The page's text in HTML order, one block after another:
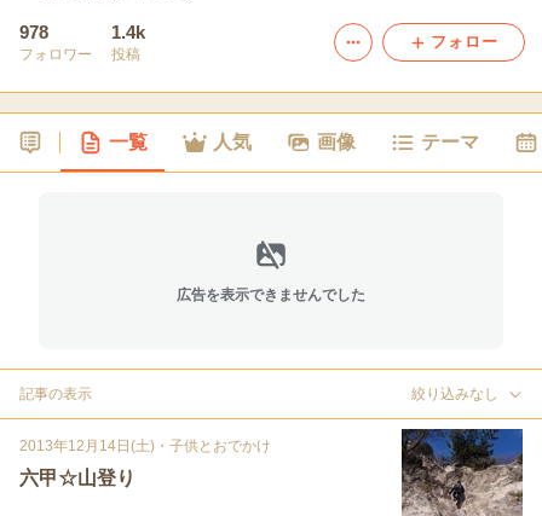
978
フォロワー
1.4k
投稿
フォロー
一覧 人気 画像 テーマ
広告を表示できませんでした
記事の表示 絞り込みなし
2013年12月14日(土) ・ 子供とおでかけ
六甲☆山登り